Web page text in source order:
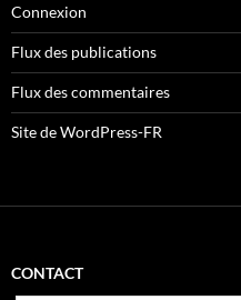
Connexion
Flux des publications
Flux des commentaires
Site de WordPress-FR
CONTACT